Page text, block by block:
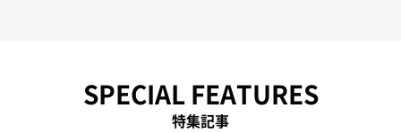
SPECIAL FEATURES
特集記事